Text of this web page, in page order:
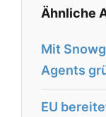
Ähnliche
Mit
Agents
EU